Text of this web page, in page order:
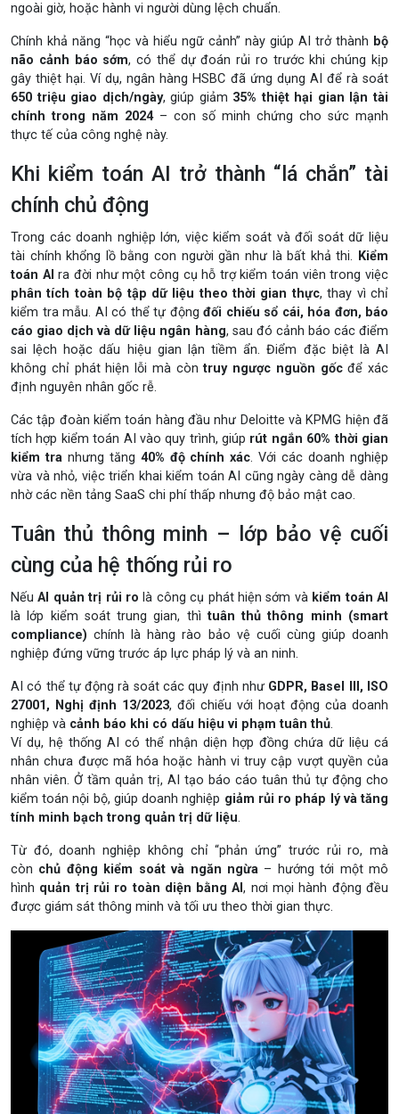
ngoài giờ, hoặc hành vi người dùng lệch chuẩn.
Chính khả năng “học và hiểu ngữ cảnh” này giúp AI trở thành bộ
não cảnh báo sớm, có thể dự đoán rủi ro trước khi chúng kịp
gây thiệt hại. Ví dụ, ngân hàng HSBC đã ứng dụng AI để rà soát
650 triệu giao dịch/ngày, giúp giảm 35% thiệt hại gian lận tài
chính trong năm 2024– con số minh chứng cho sức mạnh
thực tế của công nghệ này.
Khi kiểm toán AI trở thành “lá chắn” tài
chính chủ động
Trong các doanh nghiệp lớn, việc kiểm soát và đối soát dữ liệu
tài chính khổng lồ bằng con người gần như là bất khả thi. Kiểm
toán AI ra đời như một công cụ hỗ trợ kiểm toán viên trong việc
phân tích toàn bộ tập dữ liệu theo thời gian thực, thay vì chỉ
kiểm tra mẫu. AI có thể tự động đối chiếu sổ cái, hóa đơn, báo
cáo giao dịch và dữ liệu ngân hàng, sau đó cảnh báo các điểm
sai lệch hoặc dấu hiệu gian lận tiềm ẩn. Điểm đặc biệt là AI
không chỉ phát hiện lỗi mà còntruy ngược nguồn gốcđể xác
định nguyên nhân gốc rễ.
Các tập đoàn kiểm toán hàng đầu như Deloitte và KPMG hiện đã
tích hợp kiểm toán AI vào quy trình, giúp rút ngắn 60% thời gian
kiểm tranhưng tăng 40% độ chính xác. Với các doanh nghiệp
vừa và nhỏ, việc triển khai kiểm toán AI cũng ngày càng dễ dàng
nhờ các nền tảng SaaS chi phí thấp nhưng độ bảo mật cao.
Tuân thủ thông minh – lớp bảo vệ cuối
cùng của hệ thống rủi ro
NếuAI quản trị rủi ro là công cụ phát hiện sớm và kiểm toán AI
là lớp kiểm soát trung gian, thìtuân thủ thông minh (smart
compliance) chính là hàng rào bảo vệ cuối cùng giúp doanh
nghiệp đứng vững trước áp lực pháp lý và an ninh.
AI có thể tự động rà soát các quy định như GDPR, Basel III, ISO
27001, Nghị định 13/2023, đối chiếu với hoạt động của doanh
nghiệp và cảnh báo khi có dấu hiệu vi phạm tuân thủ.
Ví dụ, hệ thống AI có thể nhận diện hợp đồng chứa dữ liệu cá
nhân chưa được mã hóa hoặc hành vi truy cập vượt quyền của
nhân viên. Ở tầm quản trị, AI tạo báo cáo tuân thủ tự động cho
kiểm toán nội bộ, giúp doanh nghiệp giảm rủi ro pháp lý và tăng
tính minh bạch trong quản trị dữ liệu.
Từ đó, doanh nghiệp không chỉ “phản ứng” trước rủi ro, mà
còn chủ động kiểm soát và ngăn ngừa– hướng tới một mô
hình quản trị rủi ro toàn diện bằng AI, nơi mọi hành động đều
được giám sát thông minh và tối ưu theo thời gian thực.